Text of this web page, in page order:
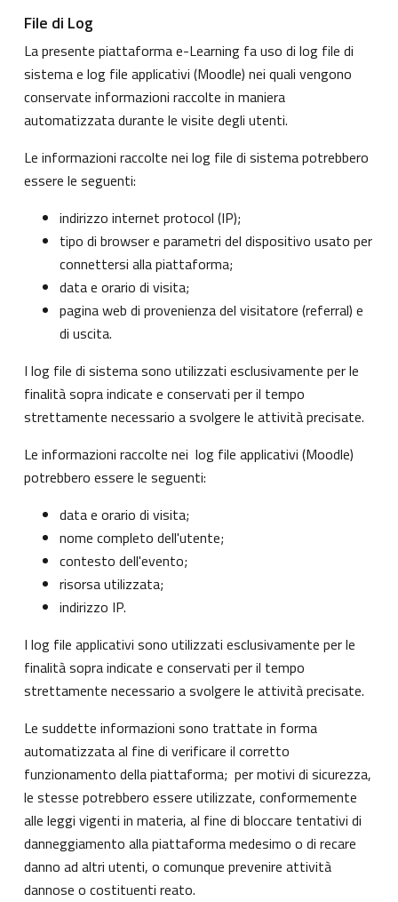
File di Log
La presente piattaforma e-Learning fa uso di log file di
sistema e log file applicativi (Moodle) nei quali vengono
conservate informazioni raccolte in maniera
automatizzata durante le visite degli utenti.
Le informazioni raccolte nei log file di sistema potrebbero
essere le seguenti:
indirizzo internet protocol (IP);
tipo di browser e parametri del dispositivo usato per
connettersi alla piattaforma;
data e orario di visita;
pagina web di provenienza del visitatore (referral) e
di uscita.
I log file di sistema sono utilizzati esclusivamente per le
finalità sopra indicate e conservati per il tempo
strettamente necessario a svolgere le attività precisate.
Le informazioni raccolte nei log file applicativi (Moodle)
potrebbero essere le seguenti:
data e orario di visita;
nome completo dell'utente;
contesto dell'evento;
risorsa utilizzata;
indirizzo IP.
I log file applicativi sono utilizzati esclusivamente per le
finalità sopra indicate e conservati per il tempo
strettamente necessario a svolgere le attività precisate.
Le suddette informazioni sono trattate in forma
automatizzata al fine di verificare il corretto
funzionamento della piattaforma; per motivi di sicurezza,
le stesse potrebbero essere utilizzate, conformemente
alle leggi vigenti in materia, al fine di bloccare tentativi di
danneggiamento alla piattaforma medesimo o di recare
danno ad altri utenti, o comunque prevenire attività
dannose o costituenti reato.